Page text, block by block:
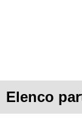
Elenco